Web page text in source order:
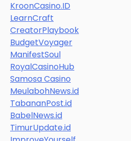
KroonCasino.ID
LearnCraft
CreatorPlaybook
BudgetVoyager
ManifestSoul
RoyalCasinoHub
Samosa Casino
MeulabohNews.id
TabananPost.id
BabelNews.id
TimurUpdate.id